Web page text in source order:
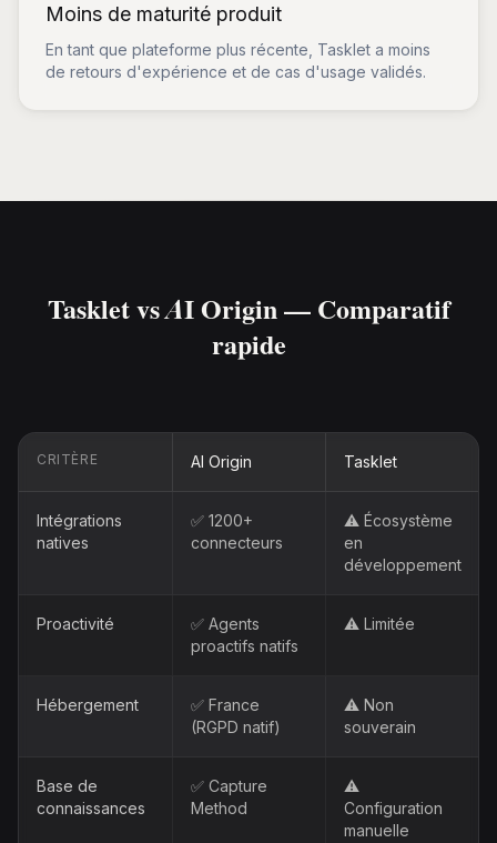
Moins de maturité produit
En tant que plateforme plus récente, Tasklet a moins
de retours d'expérience et de cas d'usage validés.
Tasklet vs AI Origin — Comparatif
rapide
CRITÈRE AI Origin Tasklet
Intégrations
natives
✅ 1200+
connecteurs
⚠️ Écosystème
en
développement
Proactivité
✅ Agents
proactifs natifs
⚠️ Limitée
Hébergement
✅ France
(RGPD natif)
⚠️ Non
souverain
Base de
connaissances
✅ Capture
Method
⚠️
Configuration
manuelle